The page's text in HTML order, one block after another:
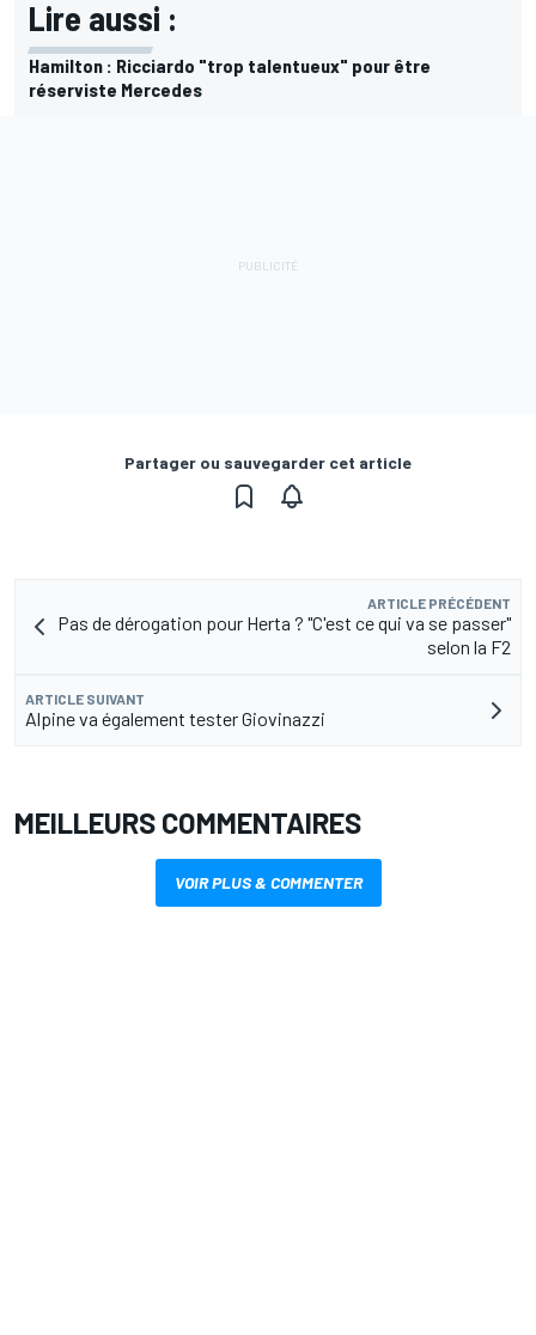
Lire aussi :
Hamilton : Ricciardo "trop talentueux" pour être
réserviste Mercedes
Partager ou sauvegarder cet article
ARTICLE PRÉCÉDENT
Pas de dérogation pour Herta ? "C'est ce qui va se passer"
selon la F2
ARTICLE SUIVANT
Alpine va également tester Giovinazzi
MEILLEURS COMMENTAIRES
VOIR PLUS & COMMENTER